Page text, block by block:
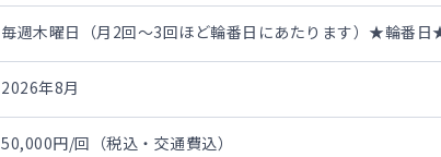
毎週木曜日（月2回～3回ほど輪番日にあたります）★輪番
2026年8月
50,000円/回（税込・交通費込）